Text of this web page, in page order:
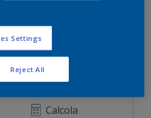
1 Kg
Calcola
Settings
Reject All